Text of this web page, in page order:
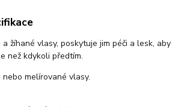
žíhané vlasy, poskytuje jim péči a lesk, aby
než kdykoli předtím.
melírované vlasy.